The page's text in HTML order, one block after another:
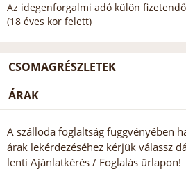
Az idegenforgalmi adó külön
(18 éves kor felett)
CSOMAGRÉSZLETEK
ÁRAK
A szálloda foglaltság függvényében
árak lekérdezéséhez kérjük válassz
lenti Ajánlatkérés / Foglalás űrlapon!